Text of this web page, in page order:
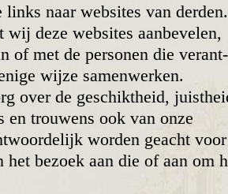
links naar websites van
deze websites aanbevelen,
of met de personen die verant­
wijze samen­werken.
over de geschikt­heid,
trouwens ook van onze
worden geacht voor
bezoek aan die of aan om